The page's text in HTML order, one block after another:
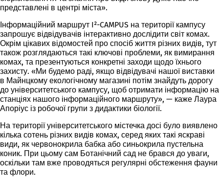
представлені в центрі міста».
Інформаційний маршрут I²-CAMPUS на території кампусу
запрошує відвідувачів інтерактивно дослідити світ комах.
Окрім цікавих відомостей про спосіб життя різних видів, тут
також розглядаються такі ключові проблеми, як вимирання
комах, та презентуються конкретні заходи щодо їхнього
захисту. «Ми будемо раді, якщо відвідувачі нашої виставки
в Майнцкому екологічному магазині потім знайдуть дорогу
до університетського кампусу, щоб отримати інформацію на
станціях нашого інформаційного маршруту», — каже Лаура
Апоріус із робочої групи з дидактики біології.
На території університетського містечка досі було виявлено
кілька сотень різних видів комах, серед яких такі яскраві
види, як червонокрила бабка або синьокрила пустельна
коник. При цьому сам Ботанічний сад не брався до уваги,
оскільки там вже проводяться регулярні обстеження фауни
та флори.